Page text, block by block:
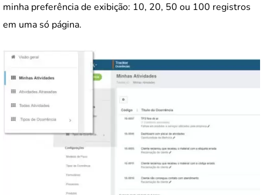
minha preferência de exibição: 10, 20, 50 ou 100 registros
em uma só página.